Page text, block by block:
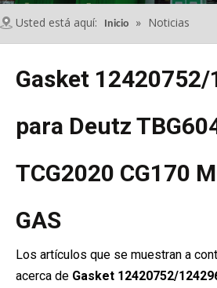
Usted está aquí: Inicio » Noticias
Gasket
para Deutz
TCG2020 CG170
GAS
Los artículos que se muestran a
acerca de Gasket 12420752/